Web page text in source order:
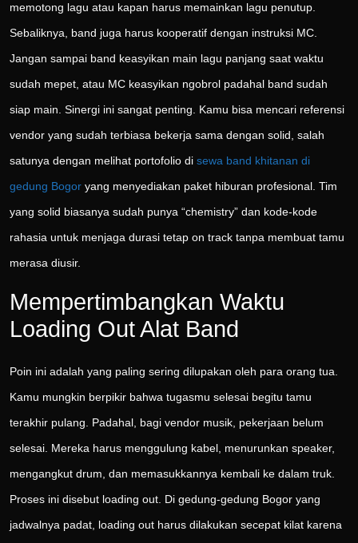
memotong lagu atau kapan harus memainkan lagu penutup.
Sebaliknya, band juga harus kooperatif dengan instruksi MC.
Jangan sampai band keasyikan main lagu panjang saat waktu
sudah mepet, atau MC keasyikan ngobrol padahal band sudah
siap main. Sinergi ini sangat penting. Kamu bisa mencari referensi
vendor yang sudah terbiasa bekerja sama dengan solid, salah
satunya dengan melihat portofolio di sewa band khitanan di
gedung Bogor yang menyediakan paket hiburan profesional. Tim
yang solid biasanya sudah punya “chemistry” dan kode-kode
rahasia untuk menjaga durasi tetap on track tanpa membuat tamu
merasa diusir.
Mempertimbangkan Waktu
Loading Out Alat Band
Poin ini adalah yang paling sering dilupakan oleh para orang tua.
Kamu mungkin berpikir bahwa tugasmu selesai begitu tamu
terakhir pulang. Padahal, bagi vendor musik, pekerjaan belum
selesai. Mereka harus menggulung kabel, menurunkan speaker,
mengangkut drum, dan memasukkannya kembali ke dalam truk.
Proses ini disebut loading out. Di gedung-gedung Bogor yang
jadwalnya padat, loading out harus dilakukan secepat kilat karena